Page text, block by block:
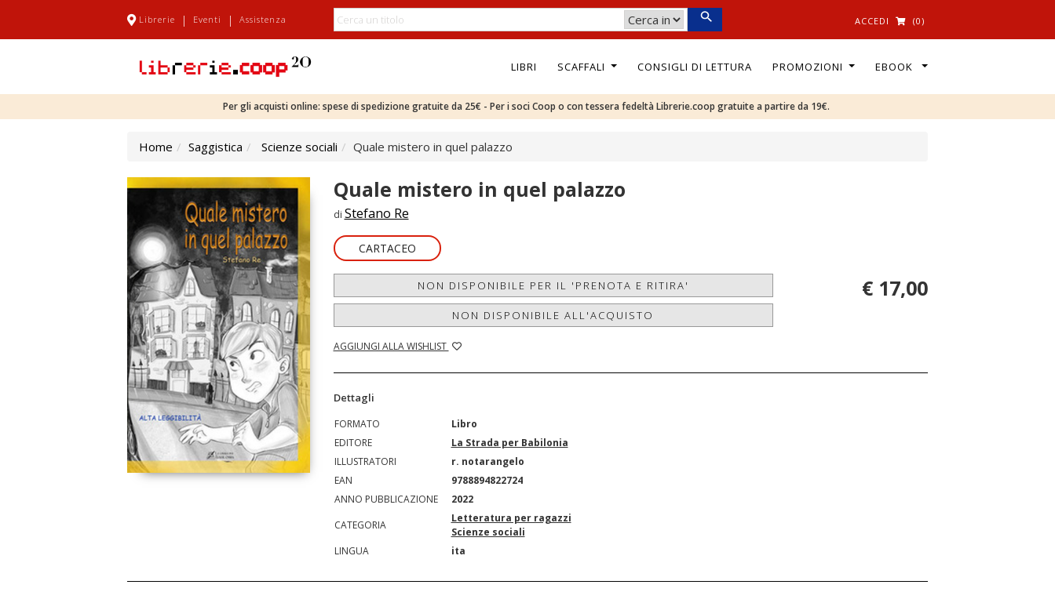
Librerie | Eventi | Assistenza ACCEDI (0)
LIBRI SCAFFALI CONSIGLI DI LETTURA PROMOZIONI EBOOK
Per gli acquisti online: spese di spedizione gratuite da 25€ - Per i soci Coop o con tessera fedeltà Librerie.coop gratuite a partire da 19€.
Home Saggistica Scienze sociali Quale mistero in quel palazzo
Quale mistero in quel palazzo
di Stefano Re
CARTACEO
NON DISPONIBILE PER IL 'PRENOTA E RITIRA'
NON DISPONIBILE ALL'ACQUISTO
AGGIUNGI ALLA WISHLIST
€ 17,00
Dettagli
FORMATO
Libro
EDITORE
La Strada per Babilonia
ILLUSTRATORI
r. notarangelo
EAN
9788894822724
ANNO PUBBLICAZIONE
2022
CATEGORIA
Letteratura per ragazzi
Scienze sociali
LINGUA
ita